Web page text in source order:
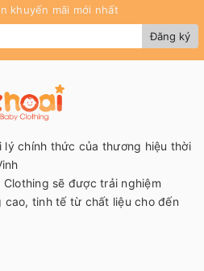
khuyến mãi mới nhất
Đăng ký
lý chính thức của thương hiệu thời
Clothing sẽ được trải nghiệm
cao, tinh tế từ chất liệu cho đến